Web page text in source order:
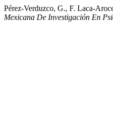
Pérez-Verduzco, G., F. Laca-
Mexicana De Investigación En